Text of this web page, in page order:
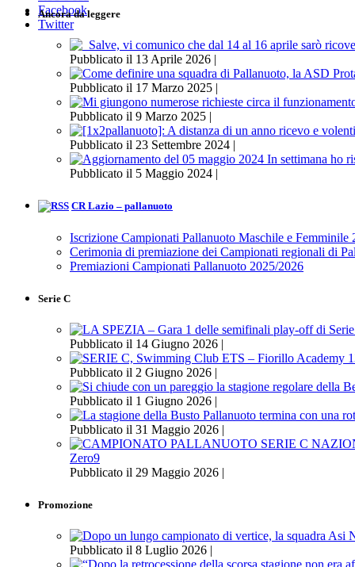
Facebook
Twitter
Ancora da leggere
Pubblicato il 13 Aprile 2026 |
Pubblicato il 17 Marzo 2025 |
Pubblicato il 9 Marzo 2025 |
Pubblicato il 23 Settembre 2024 |
Pubblicato il 5 Maggio 2024 |
CR Lazio – pallanuoto
Iscrizione Campionati Pallanuoto Maschile e Femminile
Cerimonia di premiazione dei Campionati regionali di
Premiazioni Campionati Pallanuoto 2025/2026
Serie C
Pubblicato il 14 Giugno 2026 |
Pubblicato il 2 Giugno 2026 |
Pubblicato il 1 Giugno 2026 |
Pubblicato il 31 Maggio 2026 |
Zero9
Pubblicato il 29 Maggio 2026 |
Promozione
Pubblicato il 8 Luglio 2026 |